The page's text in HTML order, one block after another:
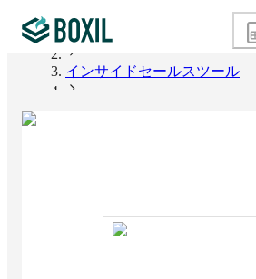
カテゴリから探す
BOXILの使い方ガイド
BOXIL
インサイドセールスツール